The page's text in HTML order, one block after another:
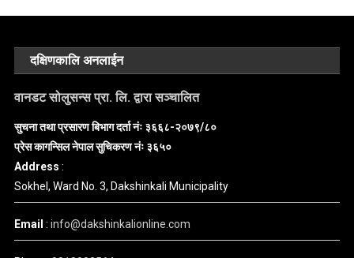
दक्षिणकालि अनलाईन
वानडट सोलुसन्स प्रा. लि. द्वारा सञ्चालित
सुचना तथा प्रसारण बिभाग दर्ता नंः ३६६८-२०७९/८०
प्रेस कागन्सिल नेपाल सुचिकरण नंः ३६५०
Address :
Sokhel, Ward No. 3, Dakshinkali Municipality
Email :info@dakshinkalionline.com